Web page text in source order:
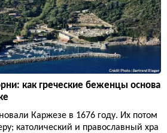
как греческие беженцы основа
Каржезе в 1676 году. Их потом
католический и православный хра